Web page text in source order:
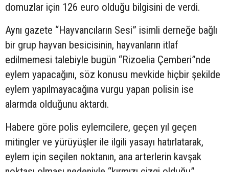
domuzlar için 126 euro olduğu bilgisini de verdi.
Aynı gazete “Hayvancıların Sesi” isimli derneğe bağlı
bir grup hayvan besicisinin, hayvanların itlaf
edilmemesi talebiyle bugün “Rizoelia Çemberi”nde
eylem yapacağını, söz konusu mevkide hiçbir şekilde
eylem yapılmayacağına vurgu yapan polisin ise
alarmda olduğunu aktardı.
Habere göre polis eylemcilere, geçen yıl geçen
mitingler ve yürüyüşler ile ilgili yasayı hatırlatarak,
eylem için seçilen noktanın, ana arterlerin kavşak